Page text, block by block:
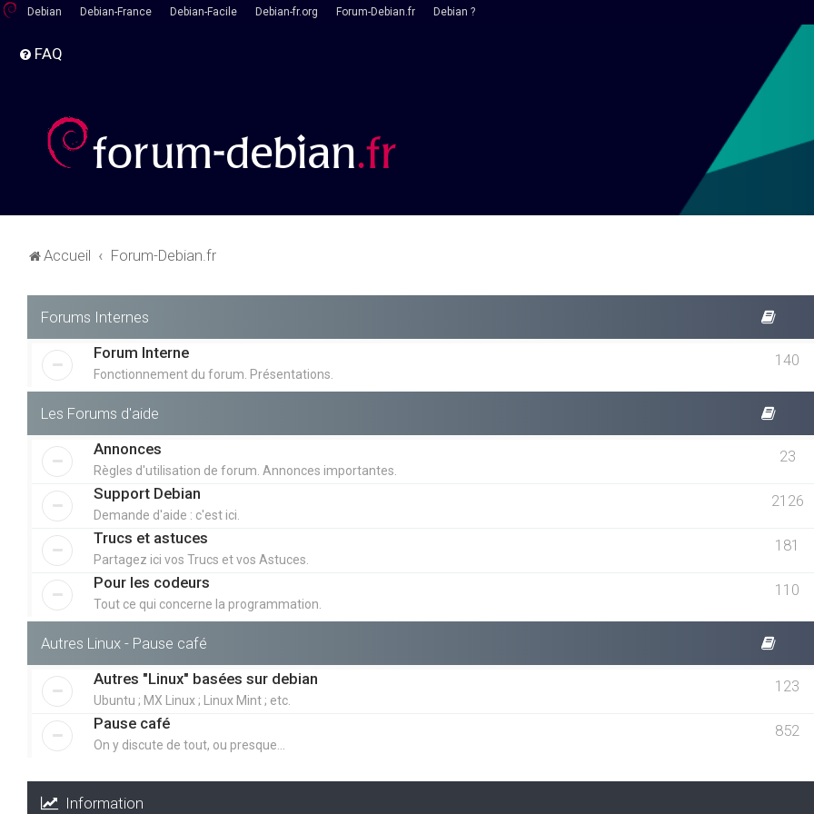
Debian Debian-France Debian-Facile Debian-fr.org Forum-Debian.fr Debian ?
FAQ
Accueil Forum-Debian.fr
Forums Internes
Forum Interne
Fonctionnement du forum. Présentations.
140
Les Forums d'aide
Annonces
Règles d'utilisation de forum. Annonces importantes.
23
Support Debian
Demande d'aide : c'est ici.
2126
Trucs et astuces
Partagez ici vos Trucs et vos Astuces.
181
Pour les codeurs
Tout ce qui concerne la programmation.
110
Autres Linux - Pause café
Autres "Linux" basées sur debian
Ubuntu ; MX Linux ; Linux Mint ; etc.
123
Pause café
On y discute de tout, ou presque...
852
Information